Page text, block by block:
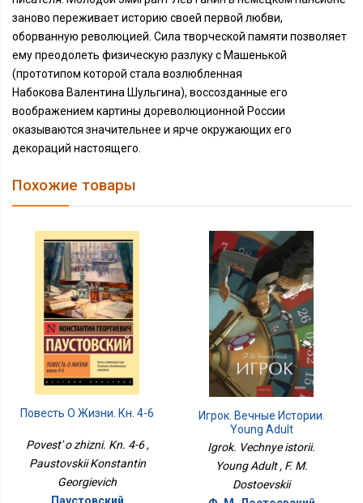
заново переживает историю своей первой любви,
оборванную революцией. Сила творческой памяти позволяет
ему преодолеть физическую разлуку с Машенькой
(прототипом которой стала возлюбленная
Набокова Валентина Шульгина), воссозданные его
воображением картины дореволюционной России
оказываются значительнее и ярче окружающих его
декораций настоящего.
Похожие товары
Повесть О Жизни. Кн. 4-6
Povest' o zhizni. Kn. 4-6 ,
Paustovskii Konstantin
Georgievich
Игрок. Вечные Истории.
Young Adult
Igrok. Vechnye istorii.
Young Adult , F. M.
Dostoevskii